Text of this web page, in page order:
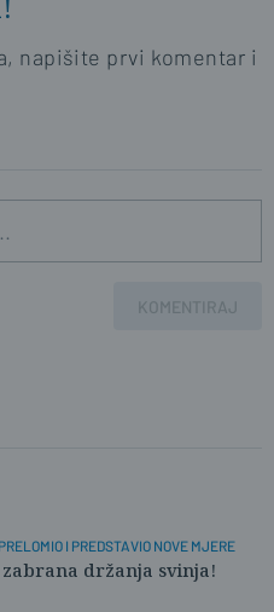
napišite prvi komentar i
KOMENTIRAJ
I PREDSTAVIO NOVE MJERE
držanja svinja!